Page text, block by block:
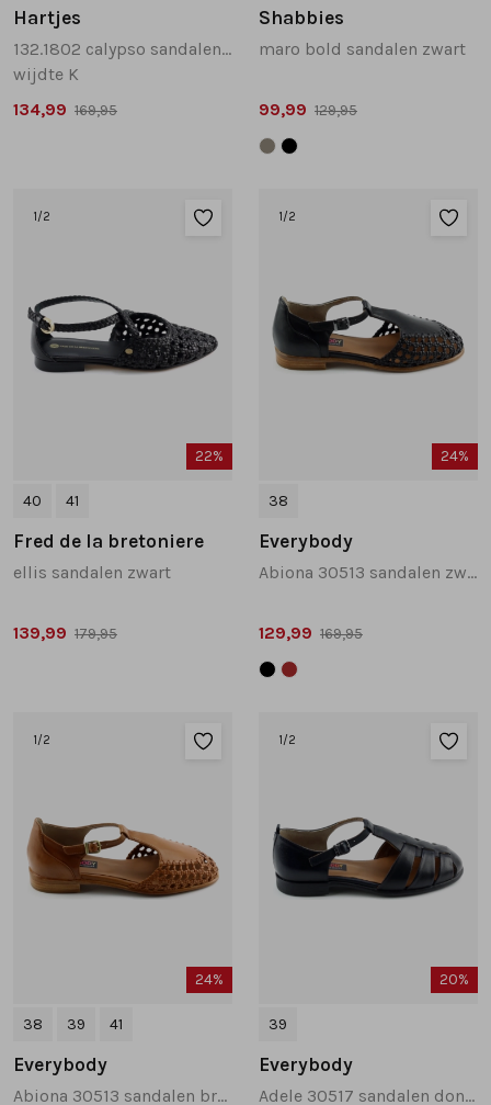
Hartjes
132.1802 calypso sandalen taupe
wijdte K
134,99 169,95
Shabbies
maro bold sandalen zwart
99,99 129,95
1 /2
22%
40 41
Fred de la bretoniere
ellis sandalen zwart
139,99 179,95
1 /2
24%
38
Everybody
Abiona 30513 sandalen zwart
129,99 169,95
1 /2
24%
38 39 41
Everybody
Abiona 30513 sandalen bruin
1 /2
20%
39
Everybody
Adele 30517 sandalen donkerblauw